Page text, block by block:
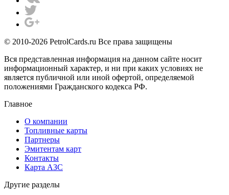
© 2010-2026 PetrolCards.ru Все права защищены
Вся представленная информация на данном сайте носит
информационный характер, и ни при каких условиях не
является публичной или иной офертой, определяемой
положениями Гражданского кодекса РФ.
Главное
О компании
Топливные карты
Партнеры
Эмитентам карт
Контакты
Карта АЗС
Другие разделы